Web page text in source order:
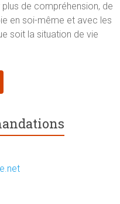
de compréhension, de
en soi-même et avec les
soit la situation de vie